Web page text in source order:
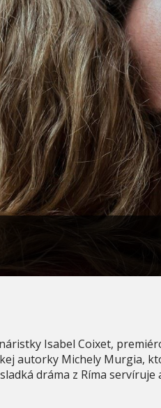
Isabel Coixet,
autorky Michely Murgia,
dráma z Ríma servíruje